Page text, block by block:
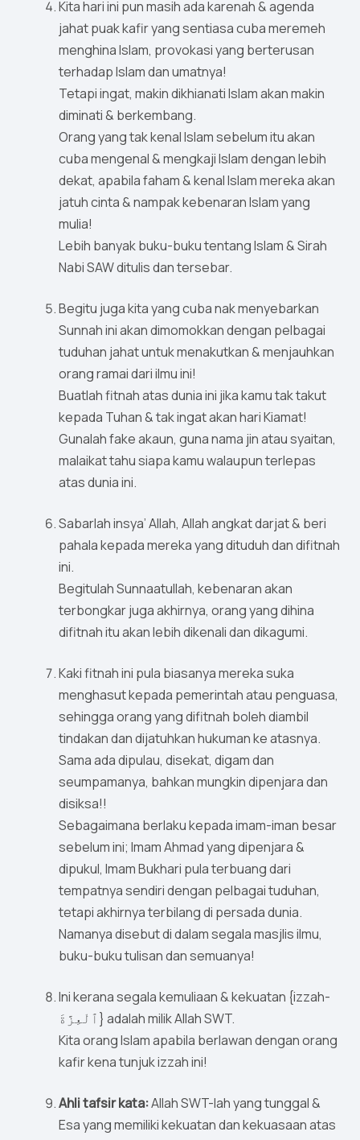
Kita hari ini pun masih ada karenah & agenda
jahat puak kafir yang sentiasa cuba meremeh
menghina Islam, provokasi yang berterusan
terhadap Islam dan umatnya!
Tetapi ingat, makin dikhianati Islam akan makin
diminati & berkembang.
Orang yang tak kenal Islam sebelum itu akan
cuba mengenal & mengkaji Islam dengan lebih
dekat, apabila faham & kenal Islam mereka akan
jatuh cinta & nampak kebenaran Islam yang
mulia!
Lebih banyak buku-buku tentang Islam & Sirah
Nabi SAW ditulis dan tersebar.
Begitu juga kita yang cuba nak menyebarkan
Sunnah ini akan dimomokkan dengan pelbagai
tuduhan jahat untuk menakutkan & menjauhkan
orang ramai dari ilmu ini!
Buatlah fitnah atas dunia ini jika kamu tak takut
kepada Tuhan & tak ingat akan hari Kiamat!
Gunalah fake akaun, guna nama jin atau syaitan,
malaikat tahu siapa kamu walaupun terlepas
atas dunia ini.
Sabarlah insya’ Allah, Allah angkat darjat & beri
pahala kepada mereka yang dituduh dan difitnah
ini.
Begitulah Sunnaatullah, kebenaran akan
terbongkar juga akhirnya, orang yang dihina
difitnah itu akan lebih dikenali dan dikagumi.
Kaki fitnah ini pula biasanya mereka suka
menghasut kepada pemerintah atau penguasa,
sehingga orang yang difitnah boleh diambil
tindakan dan dijatuhkan hukuman ke atasnya.
Sama ada dipulau, disekat, digam dan
seumpamanya, bahkan mungkin dipenjara dan
disiksa!!
Sebagaimana berlaku kepada imam-iman besar
sebelum ini; Imam Ahmad yang dipenjara &
dipukul, Imam Bukhari pula terbuang dari
tempatnya sendiri dengan pelbagai tuduhan,
tetapi akhirnya terbilang di persada dunia.
Namanya disebut di dalam segala masjlis ilmu,
buku-buku tulisan dan semuanya!
Ini kerana segala kemuliaan & kekuatan {izzah-
ٱلْعِزَّةَ} adalah milik Allah SWT.
Kita orang Islam apabila berlawan dengan orang
kafir kena tunjuk izzah ini!
Ahli tafsir kata:Allah SWT-lah yang tunggal &
Esa yang memiliki kekuatan dan kekuasaan atas